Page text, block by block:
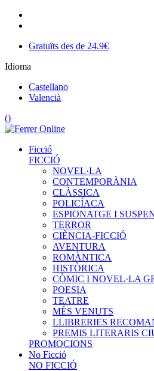
Gratuïts des de 24.9€
Idioma
Castellano
Valencià
()
Ficció
FICCIÓ
NOVEL·LA
CONTEMPORÀNIA
CLÀSSICA
POLICÍACA
ESPIONATGE I
TERROR
CIÈNCIA-FICCIÓ
AVENTURA
ROMÀNTICA
HISTÒRICA
CÒMIC I NOVEL·LA
POESIA
TEATRE
MÉS VENUTS
LLIBRERIES
PREMIS LITERARIS
PROMOCIONS
No Ficció
NO FICCIÓ